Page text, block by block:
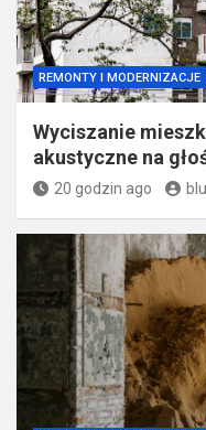
REMONTY I MODERNIZACJE
Wyciszanie
akustyczne na
20 godzin ago